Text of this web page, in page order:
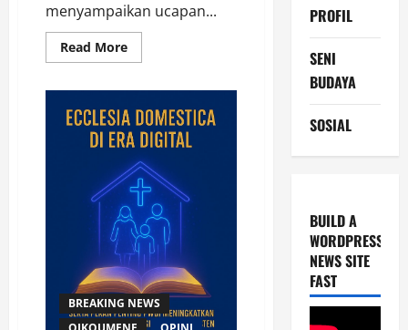
menyampaikan ucapan...
Read MoreRead
more
Literasi
Digital
dalam
HUT
ke-
79
Gereja
Toraja,
Tema
“Toraja
Mengajar”
Jadi
Fokus
Nasional
BREAKING NEWS
PROFIL
SENI
BUDAYA
SOSIAL
BUILD A
WORDPRESS
NEWS SITE
FAST